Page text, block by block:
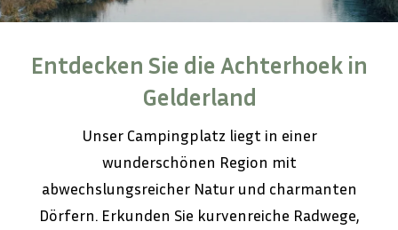
Entdecken Sie die Achterhoek in
Gelderland
Unser Campingplatz liegt in einer
wunderschönen Region mit
abwechslungsreicher Natur und charmanten
Dörfern. Erkunden Sie kurvenreiche Radwege,